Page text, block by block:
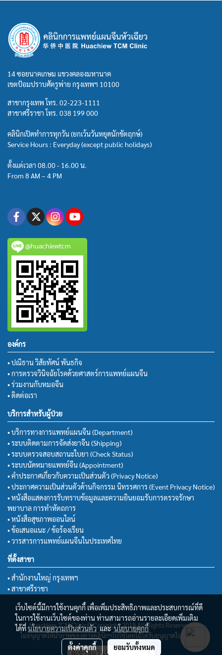
14 ซอยนาคเกษม แขวงคลองมหานาค
เขตป้อมปราบศัตรูพ่าย กรุงเทพฯ 10100
สาขากรุงเทพ โทร. 02-223-1111
สาขาศรีราชา โทร. 038 199 000
คลินิกเปิดทำการทุกวัน (ยกเว้นวันหยุดนักขัตฤกษ์)
Service Hours : Everyday (except public holidays)
ตั้งแต่เวลา 08.00 - 16.00 น.
From 8 AM – 4 PM
@huachiewtcm
องค์กร
• ปณิธาน วิสัยทัศน์ พันธกิจ
• การตรวจวินิจฉัยโรคด้วยศาสตร์การแพทย์แผนจีน
• ร่วมงานกับหมอจีน
• ติดต่อเรา
บริการสำหรับผู้ป่วย
• บริการทางการแพทย์แผนจีน (Department)
• ระบบติดตามการจัดส่งยาจีน (Shipping)
• ระบบตรวจสอบสถานะใบยา (Check Status)
• ระบบนัดหมายแพทย์จีน (Appointment)
• คำประกาศเกี่ยวกับความเป็นส่วนตัว (Privacy Notice)
• ประกาศความเป็นส่วนตัวด้านกิจกรรม นิทรรศการ (Event Privacy Notice)
• หนังสือแสดงการรับทราบข้อมูลและความยินยอมรับการตรวจรักษา
พยาบาล การทำหัตถการ
• หนังสือสุขภาพออนไลน์
• ข้อเสนอแนะ / ข้อร้องเรียน
• วารสารการแพทย์แผนจีนในประเทศไทย
ที่ตั้งสาขา
• สำนักงานใหญ่ กรุงเทพฯ
• สาขาศรีราชา
Huachiew TCM Clinic© Copyright 2018 All Rights Reserved.
ไม่อนุญาตให้นำภาพของทางคลินิกฯไปใช้โดยไม่ได้รับอนุญาตในทุกกรณี
ผู้เข้าชมวันนี้ 1
เว็บไซต์นี้มีการใช้งานคุกกี้ เพื่อเพิ่มประสิทธิภาพและประสบการณ์ที่ดี
ในการใช้งานเว็บไซต์ของท่าน ท่านสามารถอ่านรายละเอียดเพิ่มเติม
ได้ที่นโยบายความเป็นส่วนตัวและนโยบายคุกกี้
ตั้งค่าคุกกี้ ยอมรับทั้งหมด